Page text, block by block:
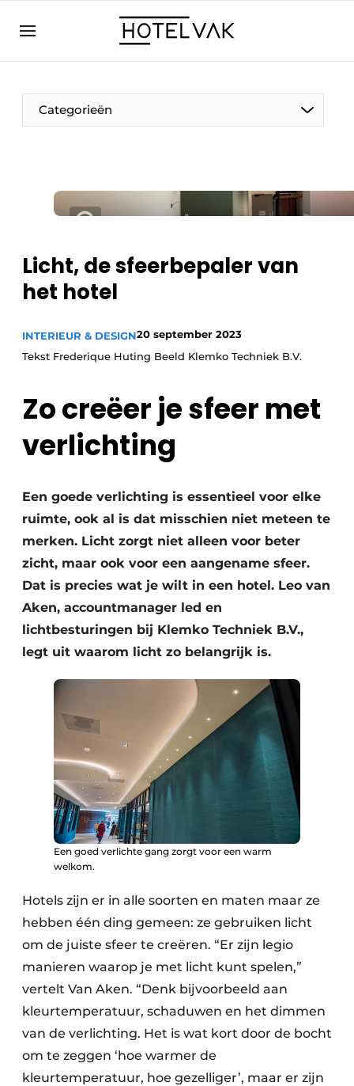
EN
BE
EN
FR
Categorieën
Hoteltech
Personeel & Opleiding
Wellness & Comfort
Licht, de sfeerbepaler van
het hotel
INTERIEUR & DESIGN20 september 2023
Tekst Frederique Huting Beeld Klemko Techniek B.V.
Zo creëer je sfeer met
verlichting
Een goede verlichting is essentieel voor elke
ruimte, ook al is dat misschien niet meteen te
merken. Licht zorgt niet alleen voor beter
zicht, maar ook voor een aangename sfeer.
Dat is precies wat je wilt in een hotel. Leo van
Aken, accountmanager led en
lichtbesturingen bij Klemko Techniek B.V.,
legt uit waarom licht zo belangrijk is.
Een goed verlichte gang zorgt voor een warm
welkom.
Hotels zijn er in alle soorten en maten maar ze
hebben één ding gemeen: ze gebruiken licht
om de juiste sfeer te creëren. “Er zijn legio
manieren waarop je met licht kunt spelen,”
vertelt Van Aken. “Denk bijvoorbeeld aan
kleurtemperatuur, schaduwen en het dimmen
van de verlichting. Het is wat kort door de bocht
om te zeggen ‘hoe warmer de
kleurtemperatuur, hoe gezelliger’, maar er zijn